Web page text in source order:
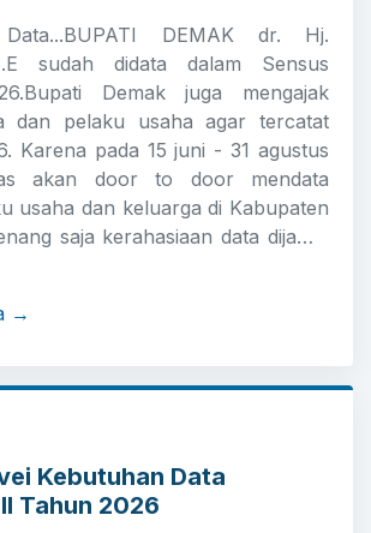
DEMAK dr. Hj.
sudah didata dalam Sensus
Demak juga mengajak
dan pelaku usaha agar tercatat
Karena pada 15 juni - 31 agustus
akan door to door mendata
usaha dan keluarga di Kabupaten
saja kerahasiaan data dijamin
menghasilkan data dan potret
bagi perencanaan kebijakan
→
Kebutuhan Data
Tahun 2026